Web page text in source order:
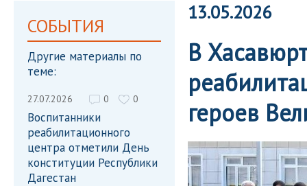
СОБЫТИЯ
Другие материалы по
теме:
27.07.2026 0 0
Воспитанники
реабилитационного
центра отметили День
конституции Республики
Дагестан
13.05.2026
В
героев